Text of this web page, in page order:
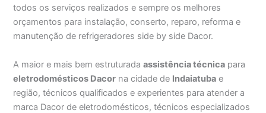
todos os serviços realizados e sempre os melhores
orçamentos para instalação, conserto, reparo, reforma e
manutenção de refrigeradores side by side Dacor.
A maior e mais bem estruturadaassistência técnica para
eletrodomésticos Dacor na cidade de Indaiatuba e
região, técnicos qualificados e experientes para atender a
marca Dacor de eletrodomésticos, técnicos especializados